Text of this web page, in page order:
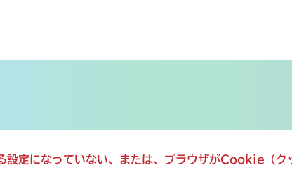
定になっていない、または、ブラウザがCookie（ク